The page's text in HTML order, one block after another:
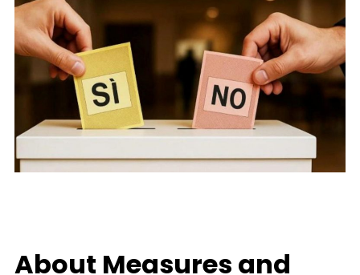
About Measures and